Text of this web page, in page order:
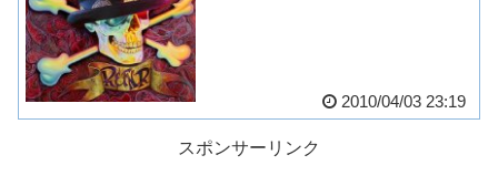
2010/04/03 23:19
スポンサーリンク